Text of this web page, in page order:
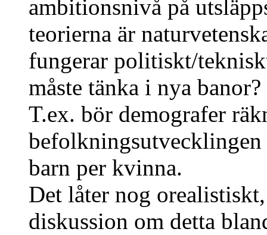
ambitionsnivå på
teorierna är
fungerar politiskt/
måste tänka i nya banor?
T.ex. bör demografer
befolkningsutvecklingen
barn per kvinna.
Det låter nog
diskussion om detta